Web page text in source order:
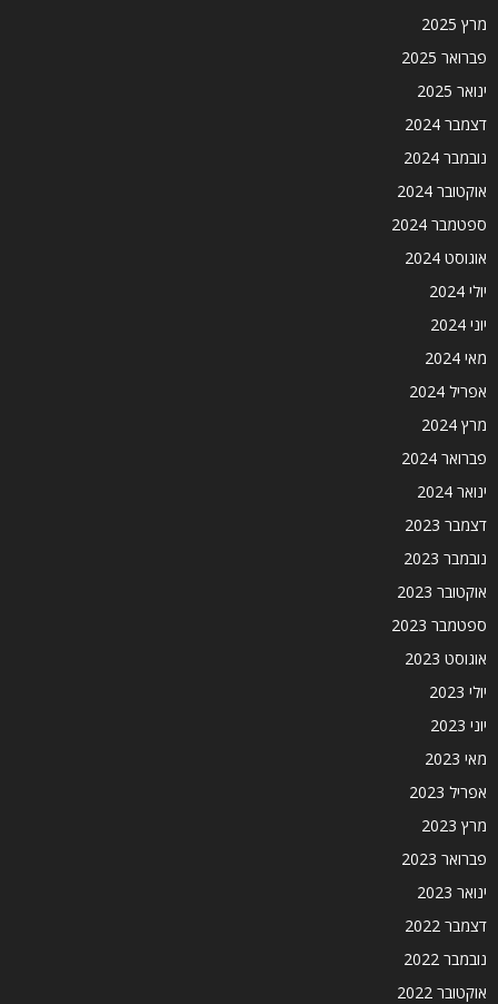
מרץ 2025
פברואר 2025
ינואר 2025
דצמבר 2024
נובמבר 2024
אוקטובר 2024
ספטמבר 2024
אוגוסט 2024
יולי 2024
יוני 2024
מאי 2024
אפריל 2024
מרץ 2024
פברואר 2024
ינואר 2024
דצמבר 2023
נובמבר 2023
אוקטובר 2023
ספטמבר 2023
אוגוסט 2023
יולי 2023
יוני 2023
מאי 2023
אפריל 2023
מרץ 2023
פברואר 2023
ינואר 2023
דצמבר 2022
נובמבר 2022
אוקטובר 2022